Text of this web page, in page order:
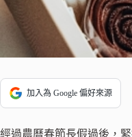
加入為 Google 偏好來源
經過農曆春節長假過後，